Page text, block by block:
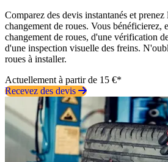
Comparez des devis instantanés et
changement de roues. Vous bénéficierez,
changement de roues, d'une vérification
d'une inspection visuelle des freins.
roues à installer.
Actuellement à partir de 15 €*
Recevez des devis